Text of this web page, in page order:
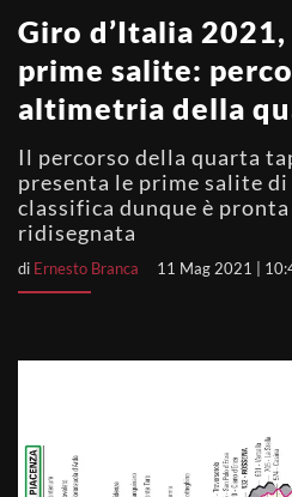
Giro d’Italia
prime salite:
altimetria della
Il percorso della quarta
presenta le prime salite
classifica dunque è pronta
ridisegnata
di Ernesto Branca 11 Mag 2021 |